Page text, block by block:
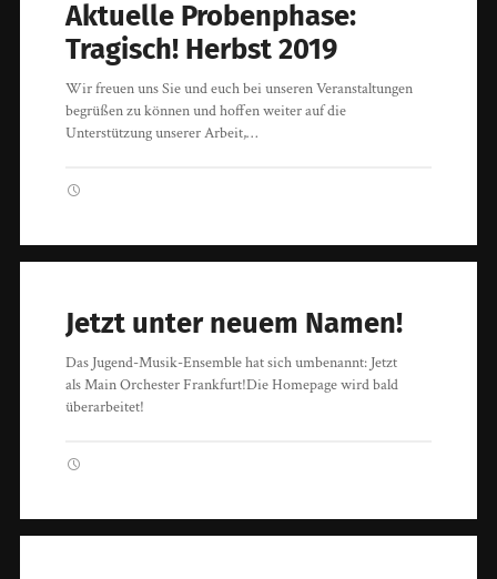
Aktuelle Probenphase:
Tragisch! Herbst 2019
Wir freuen uns Sie und euch bei unseren Veranstaltungen
begrüßen zu können und hoffen weiter auf die
Unterstützung unserer Arbeit,…
Jetzt unter neuem Namen!
Das Jugend-Musik-Ensemble hat sich umbenannt: Jetzt
als Main Orchester Frankfurt!Die Homepage wird bald
überarbeitet!